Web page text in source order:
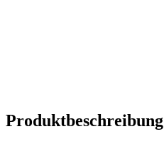
Produktbeschreibung